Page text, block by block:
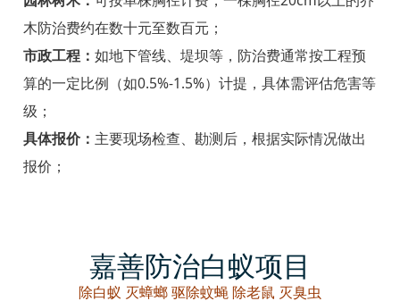
开化白蚁防治
龙游白蚁防治
舟山白蚁防治
岱山白蚁防治
木防治费约在数十元至数百元；
市政工程： 如地下管线、堤坝等，防治费通常按工程预
算的一定比例（如0.5%-1.5%）计提，具体需评估危害等
级；
具体报价： 主要现场检查、勘测后，根据实际情况做出
报价；
嘉善防治白蚁项目
除白蚁 灭蟑螂 驱除蚊蝇 除老鼠 灭臭虫